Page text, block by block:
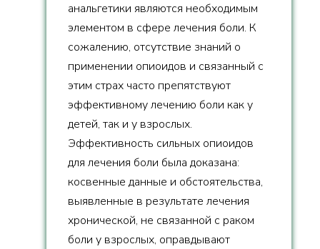
анальгетики являются необходимым
элементом в сфере лечения боли. К
сожалению, отсутствие знаний о
применении опиоидов и связанный с
этим страх часто препятствуют
эффективному лечению боли как у
детей, так и у взрослых.
Эффективность сильных опиоидов
для лечения боли была доказана:
косвенные данные и обстоятельства,
выявленные в результате лечения
хронической, не связанной с раком
боли у взрослых, оправдывают